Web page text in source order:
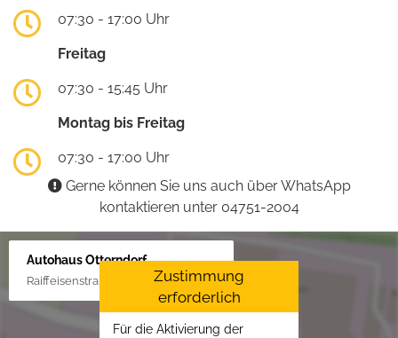
07:30 - 17:00 Uhr
Freitag
07:30 - 15:45 Uhr
Montag bis Freitag
07:30 - 17:00 Uhr
Gerne können Sie uns auch über WhatsApp
kontaktieren unter 04751-2004
Autohaus Otterndorf
Raiffeisenstraße 1, 21762 Otterndorf
Zustimmung
erforderlich
Für die Aktivierung der